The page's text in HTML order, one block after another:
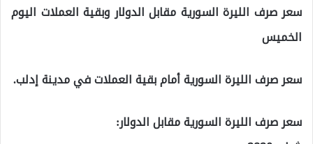
سعر صرف الليرة السورية مقابل الدولار وبقية العملات اليوم
الخميس
سعر صرف الليرة السورية أمام بقية العملات في مدينة إدلب.
سعر صرف الليرة السورية مقابل الدولار: